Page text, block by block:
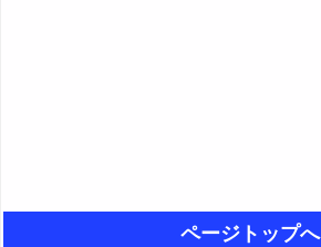
ページトップへ